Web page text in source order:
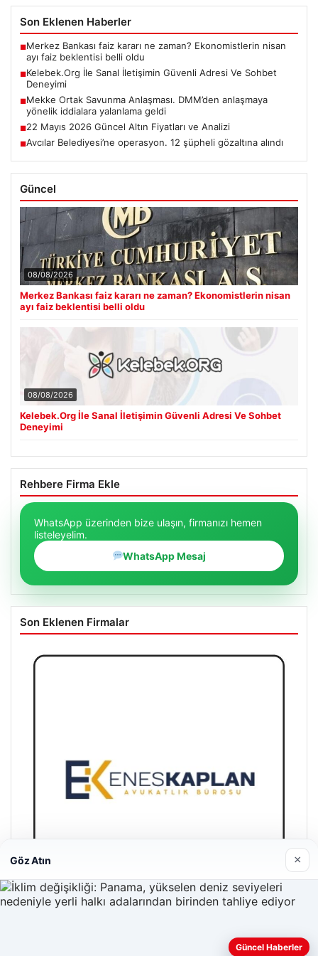
Son Eklenen Haberler
■Merkez Bankası faiz kararı ne zaman? Ekonomistlerin nisan
ayı faiz beklentisi belli oldu
■Kelebek.Org İle Sanal İletişimin Güvenli Adresi Ve Sohbet
Deneyimi
■Mekke Ortak Savunma Anlaşması. DMM’den anlaşmaya
yönelik iddialara yalanlama geldi
■22 Mayıs 2026 Güncel Altın Fiyatları ve Analizi
■Avcılar Belediyesi’ne operasyon. 12 şüpheli gözaltına alındı
Güncel
08/08/2026
Merkez Bankası faiz kararı ne zaman? Ekonomistlerin nisan
ayı faiz beklentisi belli oldu
08/08/2026
Kelebek.Org İle Sanal İletişimin Güvenli Adresi Ve Sohbet
Deneyimi
Rehbere Firma Ekle
WhatsApp üzerinden bize ulaşın, firmanızı hemen
listeleyelim.
WhatsApp Mesaj
Son Eklenen Firmalar
Göz Atın ×
Güncel Haberler